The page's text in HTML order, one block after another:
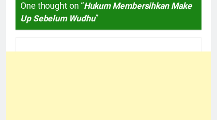
One thought on “Hukum Membersihkan Make
Up Sebelum Wudhu”